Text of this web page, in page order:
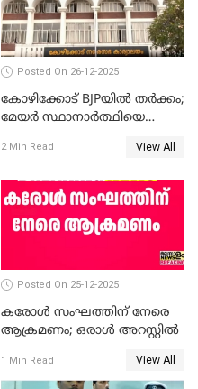
Posted On 26-12-2025
കോഴിക്കോട് BJPയിൽ തർക്കം;
മേയർ സ്ഥാനാർത്ഥിയെ
2 Min Read View All
Posted On 25-12-2025
കരോള്‍ സംഘത്തിന് നേരെ
ആക്രമണം; ഒരാള്‍ അറസ്റ്റില്‍
1 Min Read View All